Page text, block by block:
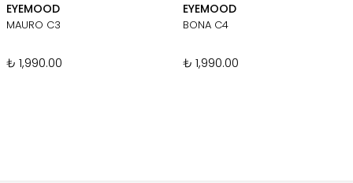
EYEMOOD
MAURO C3
₺ 1,990.00
EYEMOOD
BONA C4
₺ 1,990.00